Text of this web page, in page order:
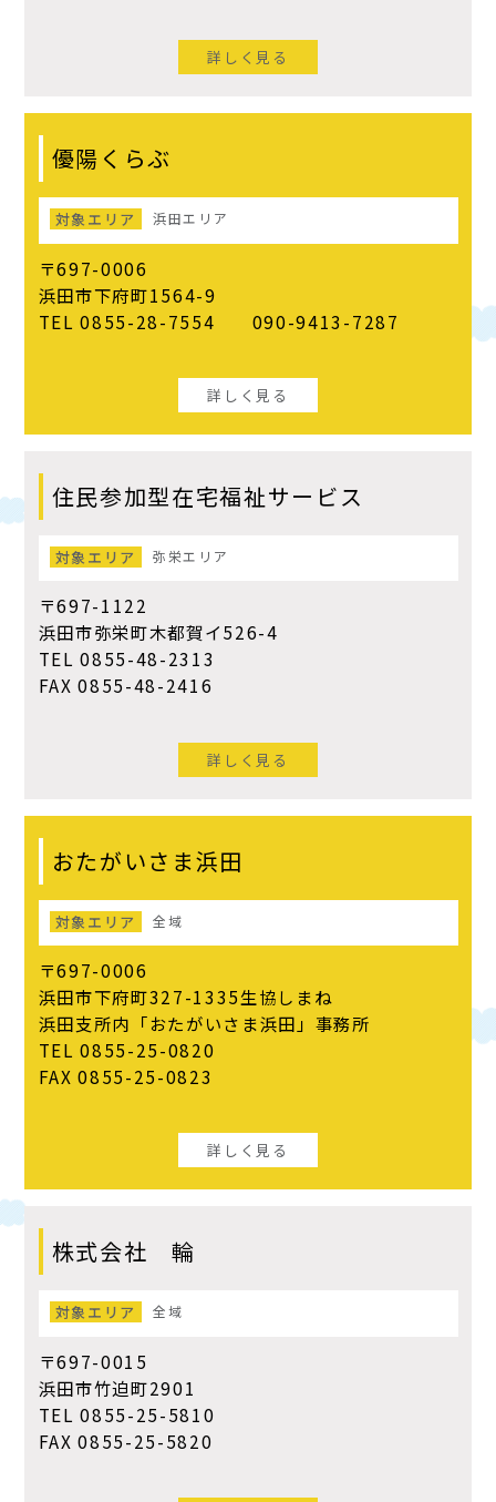
詳しく見る
優陽くらぶ
対象エリア 浜田エリア
〒697-0006
浜田市下府町1564-9
TEL 0855-28-7554 090-9413-7287
詳しく見る
住民参加型在宅福祉サービス
対象エリア 弥栄エリア
〒697-1122
浜田市弥栄町木都賀イ526-4
TEL 0855-48-2313
FAX 0855-48-2416
詳しく見る
おたがいさま浜田
対象エリア 全域
〒697-0006
浜田市下府町327-1335生協しまね
浜田支所内「おたがいさま浜田」事務所
TEL 0855-25-0820
FAX 0855-25-0823
詳しく見る
株式会社 輪
対象エリア 全域
〒697-0015
浜田市竹迫町2901
TEL 0855-25-5810
FAX 0855-25-5820